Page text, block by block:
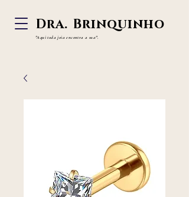
Dra. Brinquinho
"Aqui toda joiaencontra a sua".